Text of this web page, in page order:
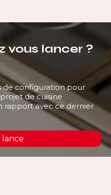
vous lancer ?
de configuration pour
de cuisine
rapport avec ce dernier
lance